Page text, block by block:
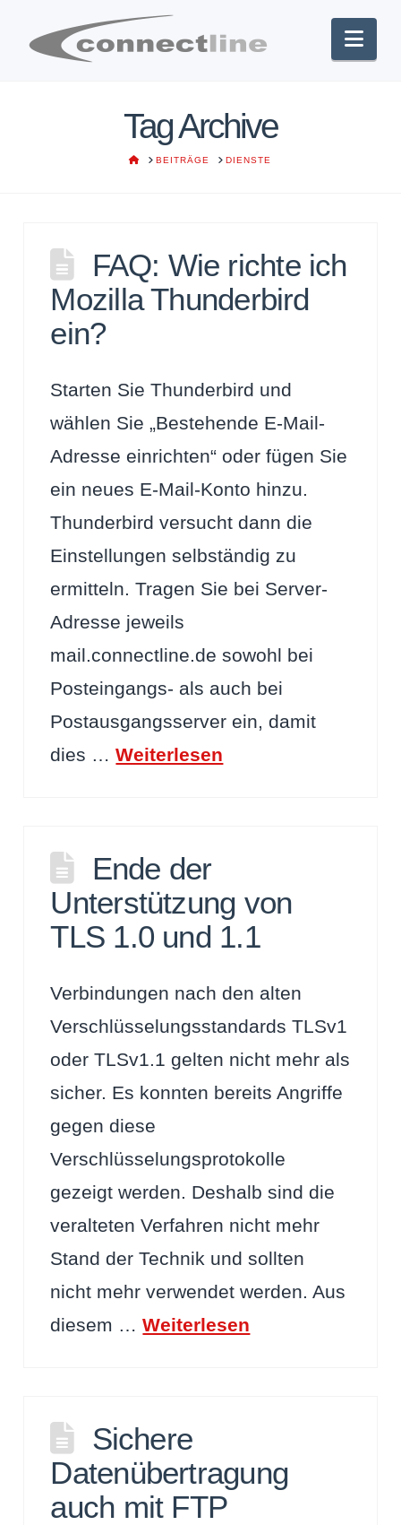
Tag Archive
HOMEBEITRÄGE DIENSTE
FAQ: Wie richte ich
Mozilla Thunderbird
ein?
Starten Sie Thunderbird und
wählen Sie „Bestehende E-Mail-
Adresse einrichten“ oder fügen Sie
ein neues E-Mail-Konto hinzu.
Thunderbird versucht dann die
Einstellungen selbständig zu
ermitteln. Tragen Sie bei Server-
Adresse jeweils
mail.connectline.de sowohl bei
Posteingangs- als auch bei
Postausgangsserver ein, damit
dies …Weiterlesen
Ende der
Unterstützung von
TLS 1.0 und 1.1
Verbindungen nach den alten
Verschlüsselungsstandards TLSv1
oder TLSv1.1 gelten nicht mehr als
sicher. Es konnten bereits Angriffe
gegen diese
Verschlüsselungsprotokolle
gezeigt werden. Deshalb sind die
veralteten Verfahren nicht mehr
Stand der Technik und sollten
nicht mehr verwendet werden. Aus
diesem …Weiterlesen
Sichere
Datenübertragung
auch mit FTP